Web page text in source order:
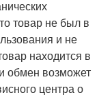
товар не был в
и не
находится в
обмен возможет
центра о